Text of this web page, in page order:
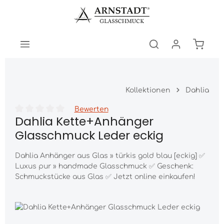
Zum Hauptinhalt springen
Kollektionen Dahlia
Durchschnittliche Bewertung von 0 von 5 Sternen
Bewerten
Dahlia Kette+Anhänger
Glasschmuck Leder eckig
Dahlia Anhänger aus Glas » türkis gold blau [eckig] ✅
Luxus pur » handmade Glasschmuck ✅ Geschenk:
Schmuckstücke aus Glas ✅ Jetzt online einkaufen!
Bildergalerie überspringen